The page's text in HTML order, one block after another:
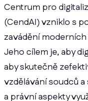
Centrum pro
(CendAI) vzniklo s
zavádění
Jeho cílem je, aby
aby skutečně
vzdělávání soudců
a právní aspekty